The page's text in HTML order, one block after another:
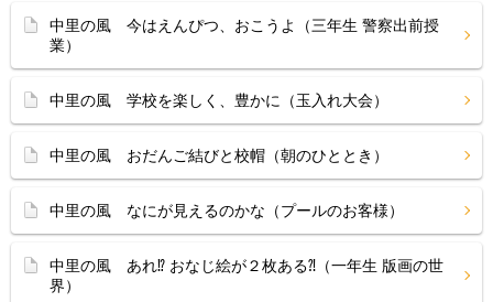
中里の風 今はえんぴつ、おこうよ（三年生 警察出前授
業）
中里の風 学校を楽しく、豊かに（玉入れ大会）
中里の風 おだんご結びと校帽（朝のひととき）
中里の風 なにが見えるのかな（プールのお客様）
中里の風 あれ⁉ おなじ絵が２枚ある⁈（一年生 版画の世
界）